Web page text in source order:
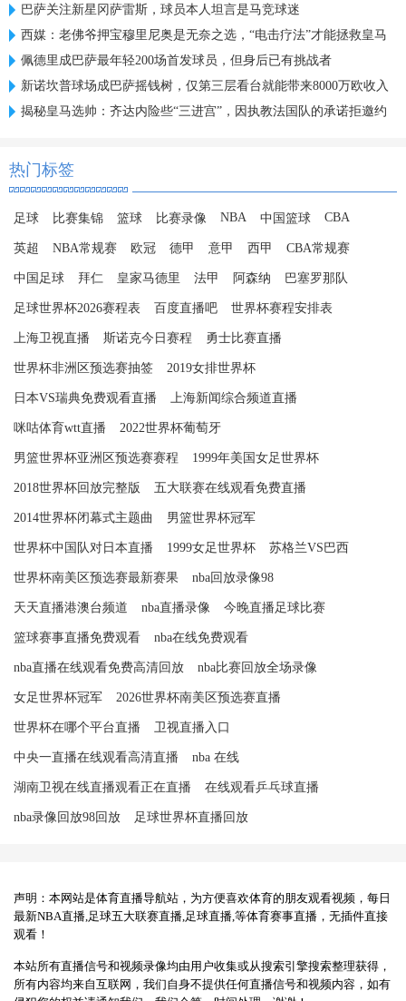
巴萨关注新星冈萨雷斯，球员本人坦言是马竞球迷
西媒：老佛爷押宝穆里尼奥是无奈之选，“电击疗法”才能拯救皇马
佩德里成巴萨最年轻200场首发球员，但身后已有挑战者
新诺坎普球场成巴萨摇钱树，仅第三层看台就能带来8000万欧收入
揭秘皇马选帅：齐达内险些“三进宫”，因执教法国队的承诺拒邀约
热门标签
足球 比赛集锦 篮球 比赛录像 NBA 中国篮球 CBA
英超 NBA常规赛 欧冠 德甲 意甲 西甲 CBA常规赛
中国足球 拜仁 皇家马德里 法甲 阿森纳 巴塞罗那队
足球世界杯2026赛程表 百度直播吧 世界杯赛程安排表
上海卫视直播 斯诺克今日赛程 勇士比赛直播
世界杯非洲区预选赛抽签 2019女排世界杯
日本VS瑞典免费观看直播 上海新闻综合频道直播
咪咕体育wtt直播 2022世界杯葡萄牙
男篮世界杯亚洲区预选赛赛程 1999年美国女足世界杯
2018世界杯回放完整版 五大联赛在线观看免费直播
2014世界杯闭幕式主题曲 男篮世界杯冠军
世界杯中国队对日本直播 1999女足世界杯 苏格兰VS巴西
世界杯南美区预选赛最新赛果 nba回放录像98
天天直播港澳台频道 nba直播录像 今晚直播足球比赛
篮球赛事直播免费观看 nba在线免费观看
nba直播在线观看免费高清回放 nba比赛回放全场录像
女足世界杯冠军 2026世界杯南美区预选赛直播
世界杯在哪个平台直播 卫视直播入口
中央一直播在线观看高清直播 nba 在线
湖南卫视在线直播观看正在直播 在线观看乒乓球直播
nba录像回放98回放 足球世界杯直播回放
声明：本网站是体育直播导航站，为方便喜欢体育的朋友观看视频，每日
最新NBA直播,足球五大联赛直播,足球直播,等体育赛事直播，无插件直接
观看！
本站所有直播信号和视频录像均由用户收集或从搜索引擎搜索整理获得，
所有内容均来自互联网，我们自身不提供任何直播信号和视频内容，如有